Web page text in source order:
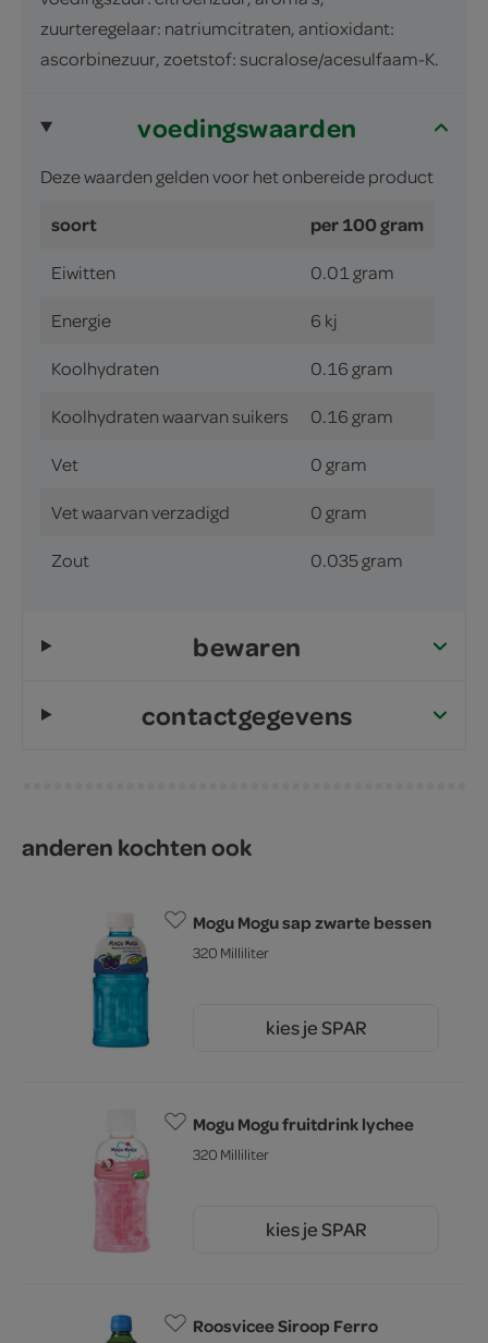
zuurteregelaar: natriumcitraten, antioxidant:
ascorbinezuur, zoetstof: sucralose/acesulfaam-K.
voedingswaarden
Deze waarden gelden voor het onbereide product
soort per 100 gram
Eiwitten 0.01 gram
Energie 6 kj
Koolhydraten 0.16 gram
Koolhydraten waarvan suikers 0.16 gram
Vet 0 gram
Vet waarvan verzadigd 0 gram
Zout 0.035 gram
bewaren
contactgegevens
anderen kochten ook
Mogu Mogu sap zwarte bessen
320 Milliliter
kies je SPAR
Mogu Mogu fruitdrink lychee
320 Milliliter
kies je SPAR
Roosvicee Siroop Ferro